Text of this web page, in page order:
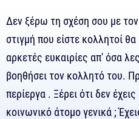
Δεν ξέρω τη σχέση σου με
στιγμή που είστε κολλητοί
αρκετές ευκαιρίες απ' όσα
βοηθήσει τον κολλητό του.
περίεργα . Ξέρει ότι δεν
κοινωνικό άτομο γενικά ;